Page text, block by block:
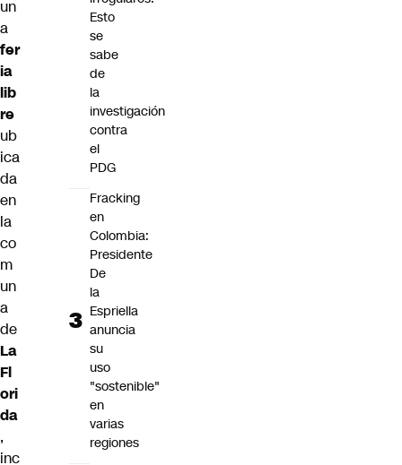
un
a
fer
ia
lib
re
ub
ica
da
en
la
co
m
un
a
de
La
Fl
ori
da
,
inc
Esto
se
sabe
de
la
investigación
contra
el
PDG
Fracking
en
Colombia:
Presidente
De
la
Espriella
anuncia
su
uso
"sostenible"
en
varias
regiones